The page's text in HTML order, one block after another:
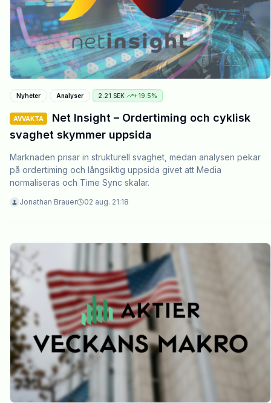
Nyheter Analyser 2.21 SEK· +19.5%
AVVAKTA
Net Insight – Ordertiming och cyklisk
svaghet skymmer uppsida
Marknaden prisar in strukturell svaghet, medan analysen pekar
på ordertiming och långsiktig uppsida givet att Media
normaliseras och Time Sync skalar.
Jonathan Brauer 02 aug. 21:18